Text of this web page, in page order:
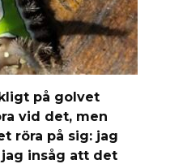
på golvet
vid det, men
röra på sig: jag
insåg att det